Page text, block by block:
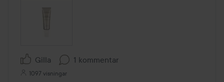
Gilla 1 kommentar
1097 visningar